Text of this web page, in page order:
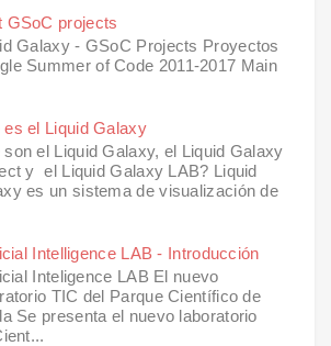
GSoC projects
Galaxy - GSoC Projects Proyectos
Summer of Code 2011-2017 Main
es el Liquid Galaxy
son el Liquid Galaxy, el Liquid Galaxy
y el Liquid Galaxy LAB? Liquid
es un sistema de visualización de
Intelligence LAB - Introducción
Inteligence LAB El nuevo
TIC del Parque Científico de
Se presenta el nuevo laboratorio